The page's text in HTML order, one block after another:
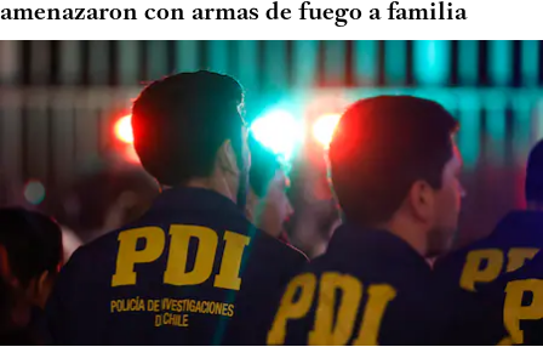
amenazaron con armas de fuego a familia